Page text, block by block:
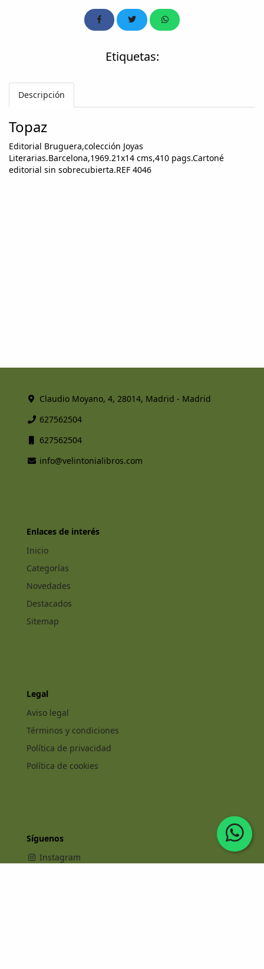
Etiquetas:
Descripción
Topaz
Editorial Bruguera,colección Joyas
Literarias.Barcelona,1969.21x14 cms,410 pags.Cartoné
editorial sin sobrecubierta.REF 4046
Claudio Moyano, 4, 28014, Madrid - Madrid
627562504
627562504
info@velintonialibros.com
Enlaces de interés
Inicio
Categorías
Novedades
Destacados
Sitemap
Legal
Aviso legal
Términos y condiciones
Política de privacidad
Política de cookies
Síguenos
Instagram